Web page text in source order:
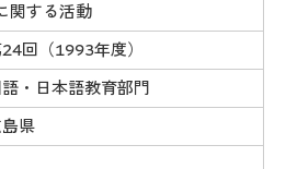
関する活動
回（1993年度）
語・日本語教育部門
県